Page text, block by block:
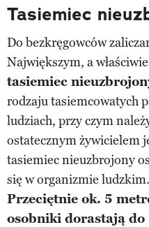
Tasiemiec
Do bezkręgowców
Największym, a
tasiemiec
rodzaju tasiemcowatych
ludziach, przy czym
ostatecznym żywicielem
tasiemiec nieuzbrojony
się w organizmie ludzkim.
Przeciętnie ok. 5
osobniki dorastają